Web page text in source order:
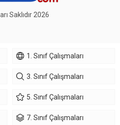
Saklıdır 2026
1. Sınıf Çalışmaları
3. Sınıf Çalışmaları
5. Sınıf Çalışmaları
7. Sınıf Çalışmaları